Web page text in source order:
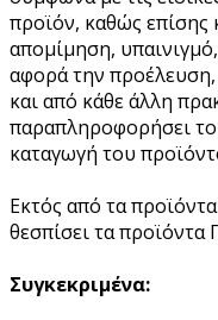
προϊόν, καθώς επίσης
απομίμηση,
αφορά την
και από κάθε άλλη
παραπληροφορήσει το
καταγωγή του
Εκτός από τα
θεσπίσει τα προϊόντα
Συγκεκριμένα: